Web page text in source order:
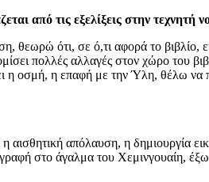
από τις εξελίξεις στην τεχνητή
ότι, σε ό,τι αφορά το βιβλίο,
πολλές αλλαγές στον χώρο του
η οσμή, η επαφή με την Ύλη, θέλω να
αισθητική απόλαυση, η
στο άγαλμα του Χεμινγουαίη,